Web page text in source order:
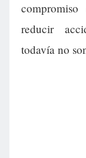
reducir
todavía no